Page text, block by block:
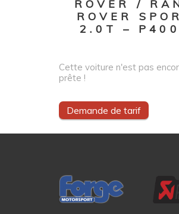
ROVER /
ROVER
2.0T –
Cette voiture n'est pas
prête !
Demande de tarif